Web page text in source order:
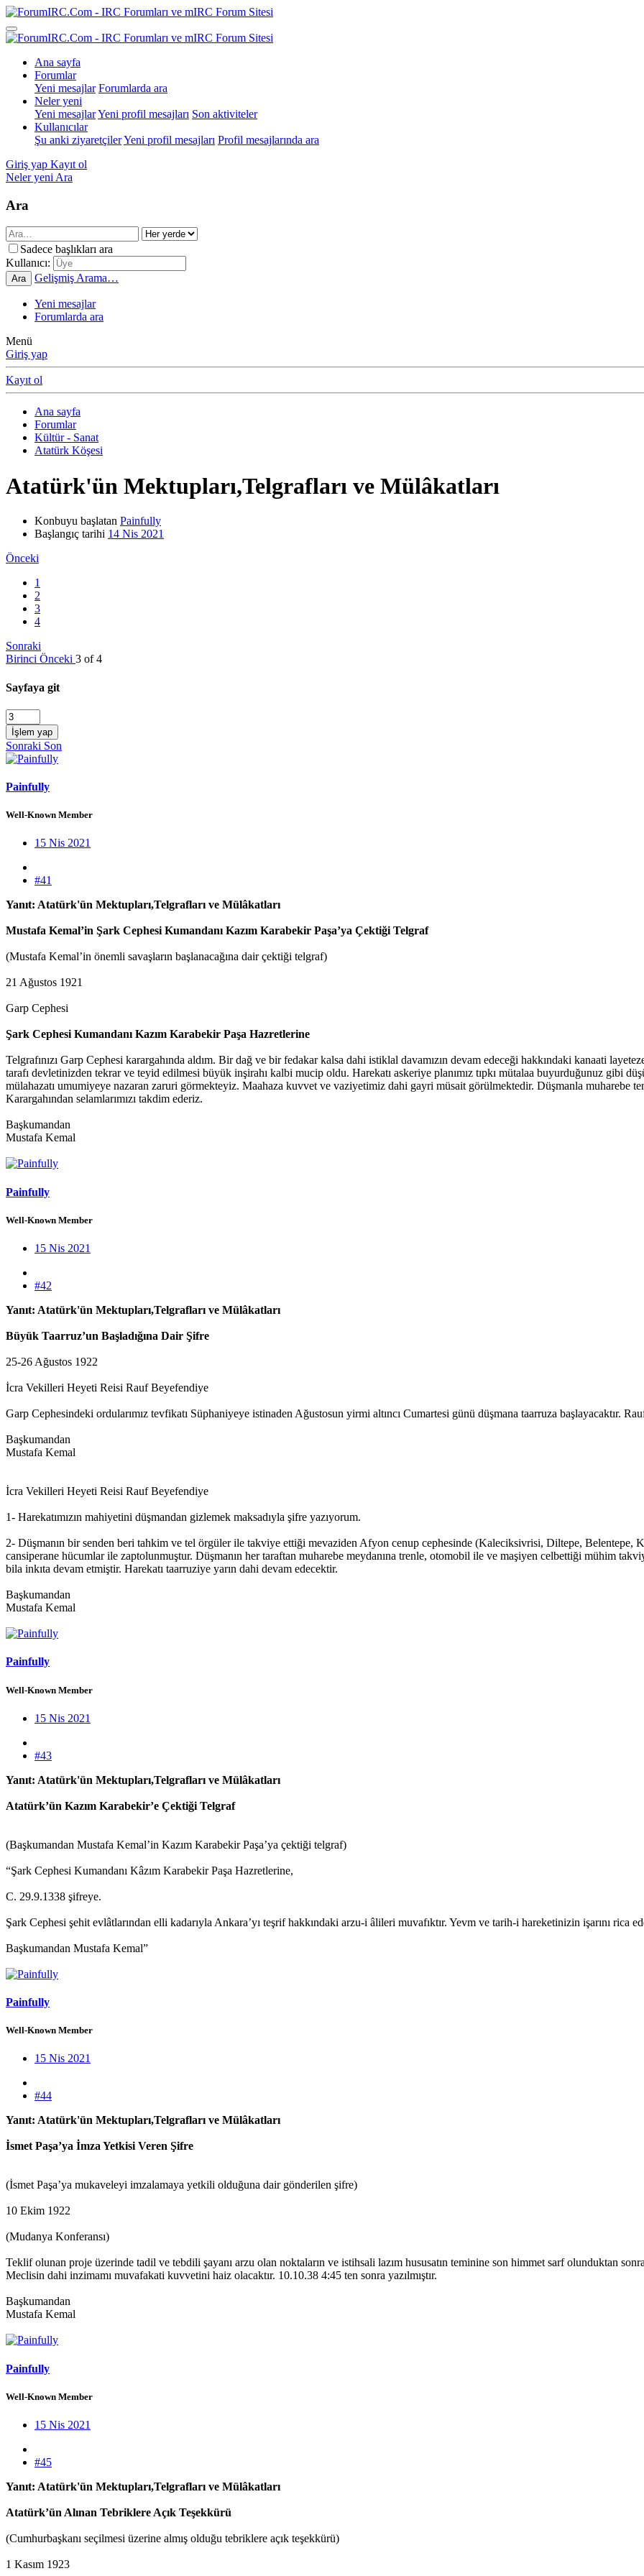
Ana sayfa
Forumlar
Yeni mesajlar Forumlarda ara
Neler yeni
Yeni mesajlarYeni profil mesajları Son aktiviteler
Kullanıcılar
Şu anki ziyaretçilerYeni profil mesajları Profil mesajlarında ara
Giriş yap Kayıt ol
Neler yeni Ara
Ara
Sadece başlıkları ara
Kullanıcı:
Ara Gelişmiş Arama…
Yeni mesajlar
Forumlarda ara
Menü
Giriş yap
Kayıt ol
Ana sayfa
Forumlar
Kültür - Sanat
Atatürk Köşesi
Atatürk'ün Mektupları,Telgrafları ve Mülâkatları
Konbuyu başlatan Painfully
Başlangıç tarihi 14 Nis 2021
Önceki
1
2
3
4
Sonraki
Birinci Önceki 3 of 4
Sayfaya git
İşlem yap
Sonraki Son
Painfully
Well-Known Member
15 Nis 2021
#41
Yanıt: Atatürk'ün Mektupları,Telgrafları ve Mülâkatları
Mustafa Kemal’in Şark Cephesi Kumandanı Kazım Karabekir Paşa’ya Çektiği Telgraf
(Mustafa Kemal’in önemli savaşların başlanacağına dair çektiği telgraf)
21 Ağustos 1921
Garp Cephesi
Şark Cephesi Kumandanı Kazım Karabekir Paşa Hazretlerine
Telgrafınızı Garp Cephesi karargahında aldım. Bir dağ ve bir fedakar kalsa dahi istiklal davamızın devam edeceği hakkındaki kanaati
tarafı devletinizden tekrar ve teyid edilmesi büyük inşirahı kalbi mucip oldu. Harekatı askeriye planımız tıpkı mütalaa buyurduğunuz gibi
mülahazatı umumiyeye nazaran zaruri görmekteyiz. Maahaza kuvvet ve vaziyetimiz dahi gayri müsait görülmektedir. Düşmanla muharebe
Karargahından selamlarımızı takdim ederiz.
Başkumandan
Mustafa Kemal
Painfully
Well-Known Member
15 Nis 2021
#42
Yanıt: Atatürk'ün Mektupları,Telgrafları ve Mülâkatları
Büyük Taarruz’un Başladığına Dair Şifre
25-26 Ağustos 1922
İcra Vekilleri Heyeti Reisi Rauf Beyefendiye
Garp Cephesindeki ordularımız tevfikatı Süphaniyeye istinaden Ağustosun yirmi altıncı Cumartesi günü düşmana taarruza başlayacaktır.
Başkumandan
Mustafa Kemal
İcra Vekilleri Heyeti Reisi Rauf Beyefendiye
1- Harekatımızın mahiyetini düşmandan gizlemek maksadıyla şifre yazıyorum.
2- Düşmanın bir senden beri tahkim ve tel örgüler ile takviye ettiği mevaziden Afyon cenup cephesinde (Kaleciksivrisi, Diltepe, Belentepe,
cansiperane hücumlar ile zaptolunmuştur. Düşmanın her taraftan muharebe meydanına trenle, otomobil ile ve maşiyen celbettiği mühim
bila inkıta devam etmiştir. Harekatı taarruziye yarın dahi devam edecektir.
Başkumandan
Mustafa Kemal
Painfully
Well-Known Member
15 Nis 2021
#43
Yanıt: Atatürk'ün Mektupları,Telgrafları ve Mülâkatları
Atatürk’ün Kazım Karabekir’e Çektiği Telgraf
(Başkumandan Mustafa Kemal’in Kazım Karabekir Paşa’ya çektiği telgraf)
“Şark Cephesi Kumandanı Kâzım Karabekir Paşa Hazretlerine,
C. 29.9.1338 şifreye.
Şark Cephesi şehit evlâtlarından elli kadarıyla Ankara’yı teşrif hakkındaki arzu-i âlileri muvafıktır. Yevm ve tarih-i hareketinizin işarını rica
Başkumandan Mustafa Kemal”
Painfully
Well-Known Member
15 Nis 2021
#44
Yanıt: Atatürk'ün Mektupları,Telgrafları ve Mülâkatları
İsmet Paşa’ya İmza Yetkisi Veren Şifre
(İsmet Paşa’ya mukaveleyi imzalamaya yetkili olduğuna dair gönderilen şifre)
10 Ekim 1922
(Mudanya Konferansı)
Teklif olunan proje üzerinde tadil ve tebdili şayanı arzu olan noktaların ve istihsali lazım hususatın teminine son himmet sarf olunduktan
Meclisin dahi inzimamı muvafakati kuvvetini haiz olacaktır. 10.10.38 4:45 ten sonra yazılmıştır.
Başkumandan
Mustafa Kemal
Painfully
Well-Known Member
15 Nis 2021
#45
Yanıt: Atatürk'ün Mektupları,Telgrafları ve Mülâkatları
Atatürk’ün Alınan Tebriklere Açık Teşekkürü
(Cumhurbaşkanı seçilmesi üzerine almış olduğu tebriklere açık teşekkürü)
1 Kasım 1923